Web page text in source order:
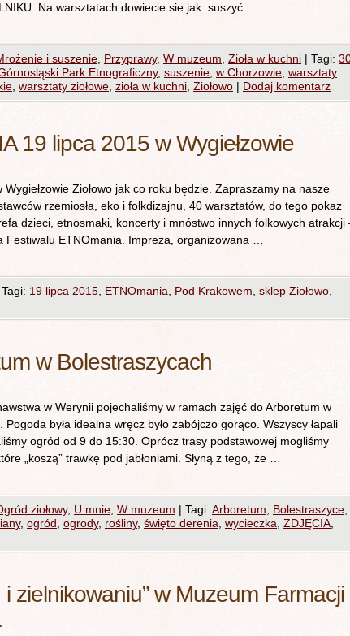
Na warsztatach dowiecie sie jak: suszyć …
i suszenie Przyprawy, W muzeum Zioła w kuchni | Tagi:
Park Etnograficzny, suszenie w Chorzowie warsztaty
warsztaty ziołowe zioła w kuchni Ziołowo | Dodaj komentarz
19 lipca 2015 w Wygiełzowie
Ziołowo jak co roku będzie. Zapraszamy na nasze
rzemiosła, eko i folkdizajnu, 40 warsztatów, do tego pokaz
dzieci, etnosmaki, koncerty i mnóstwo innych folkowych atrakcji
ETNOmania. Impreza, organizowana …
Tagi: 19 lipca 2015 ETNOmania Pod Krakowem sklep Ziołowo
w Bolestraszycach
w Werynii pojechaliśmy w ramach zajęć do Arboretum w
była idealna wręcz było zabójczo gorąco. Wszyscy łapali
ogród od 9 do 15:30. Oprócz trasy podstawowej mogliśmy
„koszą” trawkę pod jabłoniami. Słyną z tego, że …
ziołowy, U mnie W muzeum | Tagi: Arboretum Bolestraszyce
, ogród ogrody, rośliny, święto derenia wycieczka ZDJĘCIA
i zielnikowaniu” w Muzeum Farmacji